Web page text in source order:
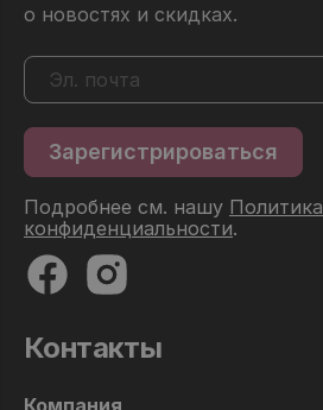
о новостях и скидках.
Подробнее см. нашу Политика
конфиденциальности.
Контакты
Компания